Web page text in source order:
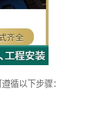
循以下步骤：